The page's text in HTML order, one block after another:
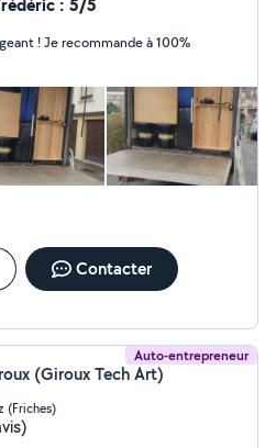
Zéro7# 50#
! Je recommande à 100%
Contacter
Auto-entrepreneur
(Giroux Tech Art)
(Friches)